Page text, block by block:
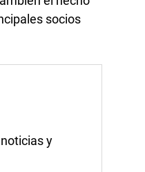
socios
y